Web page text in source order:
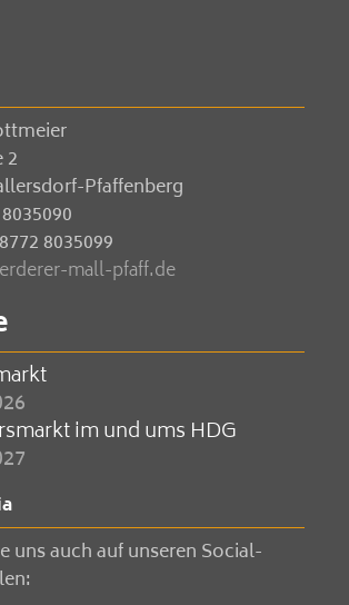
2
Pfaffenberg
8035099
mall-pfaff.de
im und ums HDG
uns auch auf unseren Social-